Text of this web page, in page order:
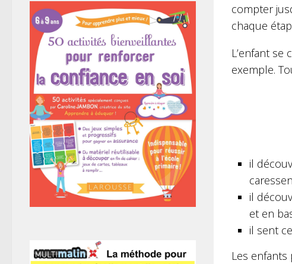
compter
chaque
L’enfant
exemple.
il
il
et en
il sent
Les